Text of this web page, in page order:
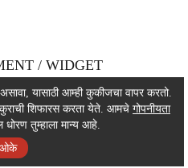
/ WIDGET
/ WIDGET
/ WIDGET
यासाठी आम्ही कुकीजचा वापर करतो.
शिफारस करता येते. आमचे गोपनीयता
तुम्हाला मान्य आहे.
ओके